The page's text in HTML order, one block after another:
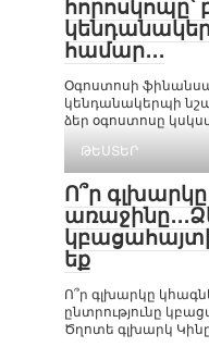
հորոսկոպը՝
համար․․․
Օգոստոսի
կենդանակերպի
ձեր օգոստոսը
ԹԵՍՏԵՐ
Ո՞ր
եք
Ո՞ր գլխարկը
ընտրությունը
Ծղոտե գլխարկ